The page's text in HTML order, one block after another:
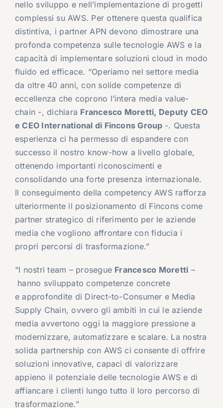
nello sviluppo e nell’implementazione di progetti
complessi su AWS. Per ottenere questa qualifica
distintiva, i partner APN devono dimostrare una
profonda competenza sulle tecnologie AWS e la
capacità di implementare soluzioni cloud in modo
fluido ed efficace. “Operiamo nel settore media
da oltre 40 anni, con solide competenze di
eccellenza che coprono l’intera media value-
chain -, dichiara Francesco Moretti, Deputy CEO
e CEO International di Fincons Group -. Questa
esperienza ci ha permesso di espandere con
successo il nostro know-how a livello globale,
ottenendo importanti riconoscimenti e
consolidando una forte presenza internazionale.
Il conseguimento della competency AWS rafforza
ulteriormente il posizionamento di Fincons come
partner strategico di riferimento per le aziende
media che vogliono affrontare con fiducia i
propri percorsi di trasformazione.”
“I nostri team – prosegue Francesco Moretti –
hanno sviluppato competenze concrete
e approfondite di Direct-to-Consumer e Media
Supply Chain, ovvero gli ambiti in cui le aziende
media avvertono oggi la maggiore pressione a
modernizzare, automatizzare e scalare. La nostra
solida partnership con AWS ci consente di offrire
soluzioni innovative, capaci di valorizzare
appieno il potenziale delle tecnologie AWS e di
affiancare i clienti lungo tutto il loro percorso di
trasformazione.”